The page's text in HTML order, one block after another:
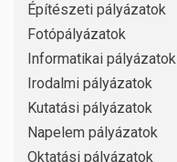
Építészeti pályázatok
Fotópályázatok
Informatikai pályázatok
Irodalmi pályázatok
Kutatási pályázatok
Napelem pályázatok
Oktatási pályázatok